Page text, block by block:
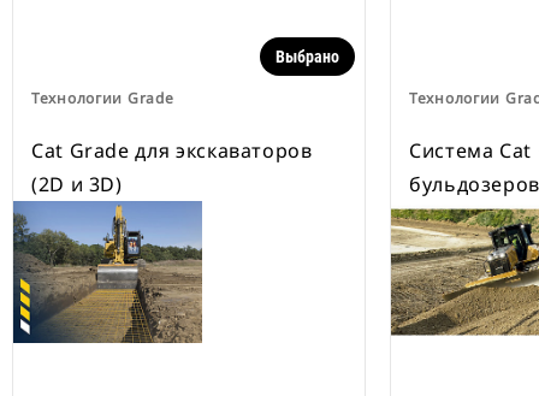
с помощью полуавтоматической
выемки грунта системой Grade с
функцией Assist.
Технологии Grade
Выбрано
Cat Grade для экскаваторов
(2D и 3D)
Технологии
Система Cat